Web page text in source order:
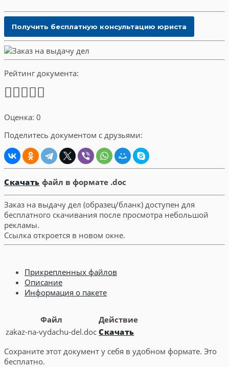
Рейтинг документа:
Оценка: 0
Поделитесь документом с друзьями:
Скачать файл в формате .doc
Заказ на выдачу дел (образец/бланк) доступен для
бесплатного скачивания после просмотра небольшой
рекламы.
Ссылка откроется в новом окне.
Прикрепленных файлов
Описание
Информация о пакете
Файл
Действие
zakaz-na-vydachu-del.doc Скачать
Сохраните этот документ у себя в удобном формате. Это
бесплатно.